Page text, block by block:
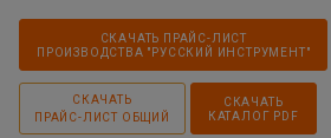
СКАЧАТЬ ПРАЙС-ЛИСТ
ПРОИЗВОДСТВА "РУССКИЙ ИНСТРУМЕНТ"
СКАЧАТЬ
ПРАЙС-ЛИСТ ОБЩИЙ
СКАЧАТЬ
КАТАЛОГ PDF